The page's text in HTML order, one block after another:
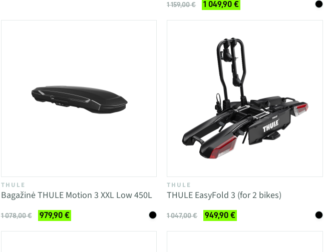
1 159,00 € 1 049,90 €
THULE
Bagažinė THULE Motion 3 XXL Low 450L
1 078,00 € 979,90 €
THULE
THULE EasyFold 3 (for 2 bikes)
1 047,00 € 949,90 €